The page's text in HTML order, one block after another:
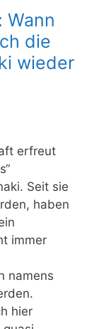
Wann
die
wieder
erfreut
Seit sie
haben
immer
namens
hier